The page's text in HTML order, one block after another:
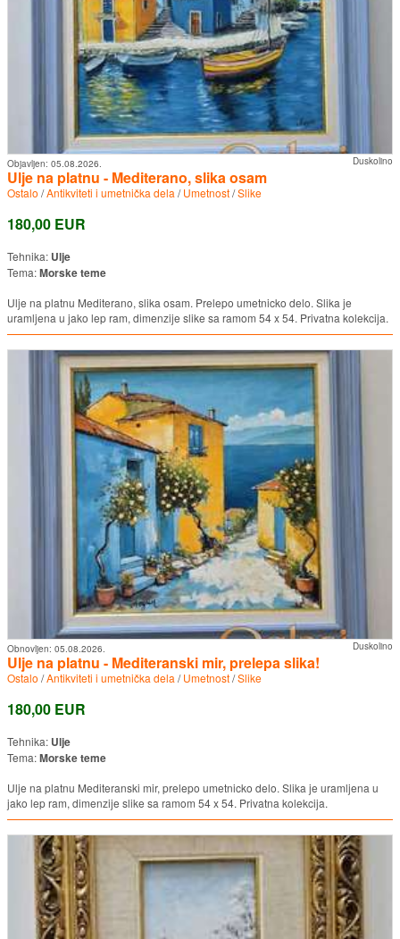
Duskolino
Objavljen: 05.08.2026.
Ulje na platnu - Mediterano, slika osam
Ostalo /Antikviteti i umetnička dela /Umetnost/Slike
180,00 EUR
Tehnika: Ulje
Tema:Morske teme
Ulje na platnu Mediterano, slika osam. Prelepo umetnicko delo. Slika je
uramljena u jako lep ram, dimenzije slike sa ramom 54 x 54. Privatna kolekcija.
Duskolino
Obnovljen: 05.08.2026.
Ulje na platnu - Mediteranski mir, prelepa slika!
Ostalo /Antikviteti i umetnička dela /Umetnost/Slike
180,00 EUR
Tehnika: Ulje
Tema:Morske teme
Ulje na platnu Mediteranski mir, prelepo umetnicko delo. Slika je uramljena u
jako lep ram, dimenzije slike sa ramom 54 x 54. Privatna kolekcija.